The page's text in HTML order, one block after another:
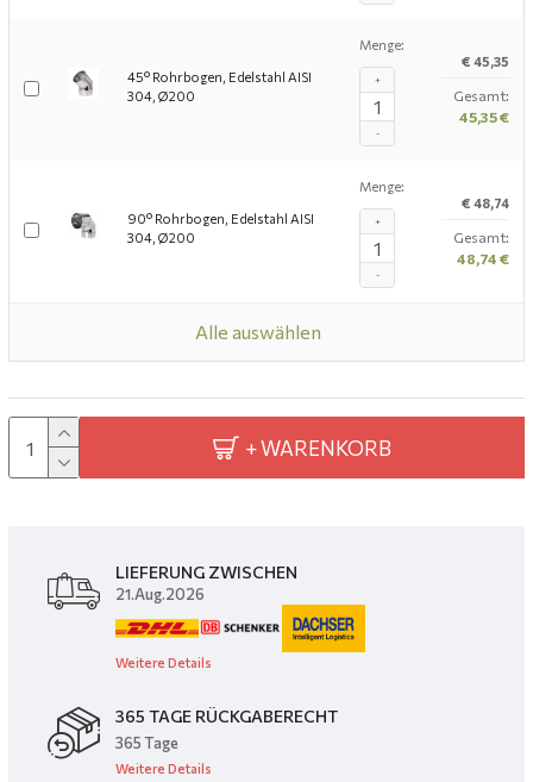
45° Rohrbogen, Edelstahl AISI
304, Ø200
Menge:
-
+
€ 45,35
Gesamt:
45,35 €
90° Rohrbogen, Edelstahl AISI
304, Ø200
Menge:
-
+
€ 48,74
Gesamt:
48,74 €
Alle auswählen
+ WARENKORB
LIEFERUNG ZWISCHEN
21.Aug.2026
Weitere Details
365 TAGE RÜCKGABERECHT
365 Tage
Weitere Details